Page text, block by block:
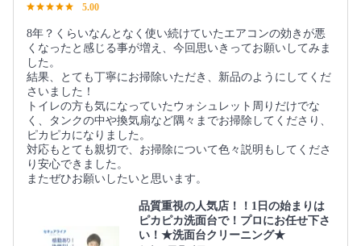
5.00
8年？くらいなんとなく使い続けていたエアコンの効きが悪
くなったと感じる事が増え、今回思いきってお願いしてみま
した。
結果、とても丁寧にお掃除いただき、新品のようにしてくだ
さいました！
トイレの方も気になっていたウォシュレット周りだけでな
く、タンクの中や換気扇など隅々までお掃除してくださり、
ピカピカになりました。
対応もとても親切で、お掃除について色々説明もしてくださ
り安心できました。
またぜひお願いしたいと思います。
品質重視の人気店！！1日の始まりは
ピカピカ洗面台で！プロにお任せ下さ
い！★洗面台クリーニング★